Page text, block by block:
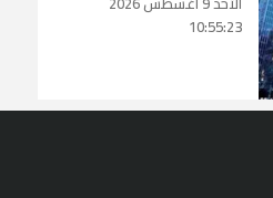
10:55:23